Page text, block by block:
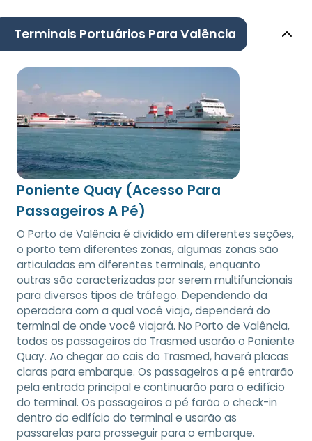
Terminais Portuários Para Valência
Poniente Quay (Acesso Para
Passageiros A Pé)
O Porto de Valência é dividido em diferentes seções,
o porto tem diferentes zonas, algumas zonas são
articuladas em diferentes terminais, enquanto
outras são caracterizadas por serem multifuncionais
para diversos tipos de tráfego. Dependendo da
operadora com a qual você viaja, dependerá do
terminal de onde você viajará. No Porto de Valência,
todos os passageiros do Trasmed usarão o Poniente
Quay. Ao chegar ao cais do Trasmed, haverá placas
claras para embarque. Os passageiros a pé entrarão
pela entrada principal e continuarão para o edifício
do terminal. Os passageiros a pé farão o check-in
dentro do edifício do terminal e usarão as
passarelas para prosseguir para o embarque.